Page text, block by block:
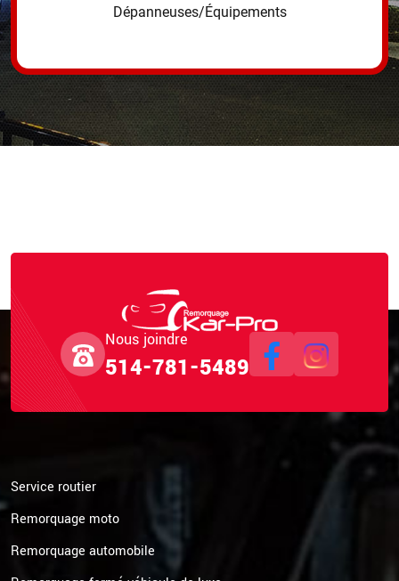
Dépanneuses/Équipements
Nous joindre
514-781-5489
Service routier
Remorquage moto
Remorquage automobile